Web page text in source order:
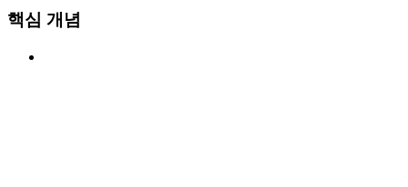
핵심 개념